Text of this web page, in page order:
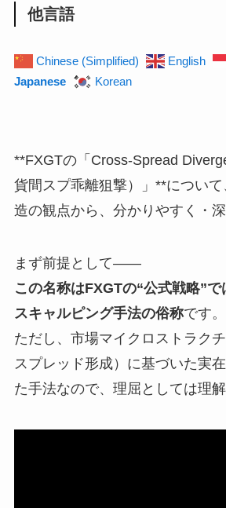
他言語
Chinese (Simplified) English
Japanese
Korean
**FXGTの「Cross-Spread
貨間スプ乖離狙撃）」**につい
造の観点から、分かりやすく・深
まず前提として――
この名称はFXGTの“公式戦略”
スキャルピング手法の俗称です。
ただし、市場マイクロストラク
スプレッド形成）に基づいた実
た手法なので、理屈としては理解